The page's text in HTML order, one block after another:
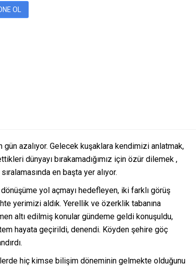
OL
azalıyor. Gelecek kuşaklara kendimizi anlatmak,
dünyayı bırakamadığımız için özür dilemek ,
en başta yer alıyor.
yol açmayı hedefleyen, iki farklı görüş
yerimizi aldık. Yerellik ve özerklik tabanına
altı edilmiş konular gündeme geldi konuşuldu,
hayata geçirildi, denendi. Köyden şehire göç
hiç kimse bilişim döneminin gelmekte olduğunu